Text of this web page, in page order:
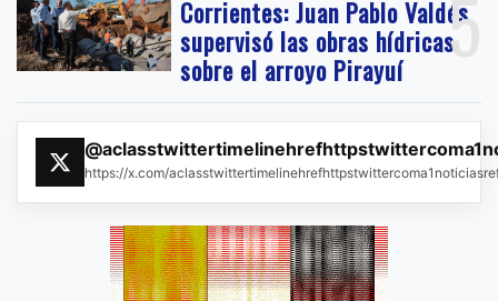
5
Corrientes: Juan Pablo Valdés
supervisó las obras hídricas
sobre el arroyo Pirayuí
https://x.com/